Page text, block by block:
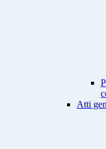
Atti